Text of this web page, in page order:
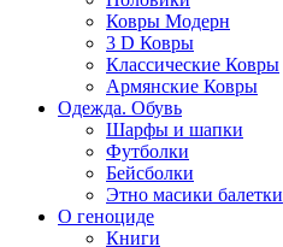
Ковры Модерн
3 D Ковры
Классические Ковры
Армянские Ковры
Одежда. Обувь
Шарфы и шапки
Футболки
Бейсболки
Этно масики балетки
О геноциде
Книги